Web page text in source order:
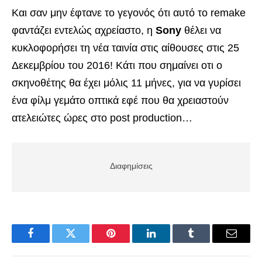
Και σαν μην έφτανε το γεγονός ότι αυτό το remake
φαντάζει εντελώς αχρείαστο, η Sony θέλει να
κυκλοφορήσει τη νέα ταινία στις αίθουσες στις 25
Δεκεμβρίου του 2016! Κάτι που σημαίνει οτι ο
σκηνοθέτης θα έχει μόλις 11 μήνες, για να γυρίσει
ένα φίλμ γεμάτο οπτικά εφέ που θα χρειαστούν
ατελειώτες ώρες στο post production…
Διαφημίσεις
FacebookTwitter Pinterest LinkedInTumblr Email